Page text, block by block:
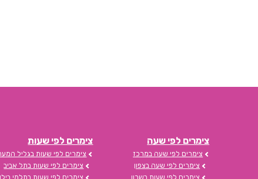
צימרים לפי שעה
צימרים לפי שעה במרכז
צימרים לפי שעה בצפון
צימרים לפי שעות בשרון
צימרים לפי שעות
צימרים לפי שעות בגליל
צימרים לפי שעות בתל אביב
צימרים לפי שעות בתלמי בילו